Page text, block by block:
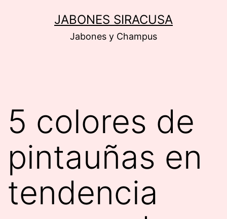
JABONES SIRACUSA
Jabones y Champus
5 colores de
pintauñas en
tendencia